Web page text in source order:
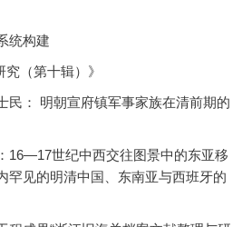
统构建
（第十辑）》
民： 明朝宣府镇军事家族在清前期的
16—17世纪中西交往图景中的东亚移
罕见的明清中国、东南亚与西班牙的